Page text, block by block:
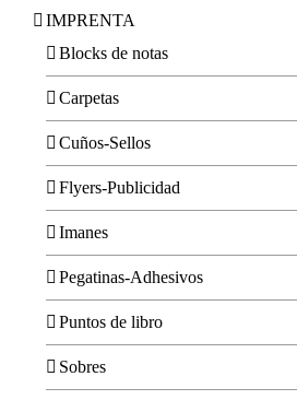
IMPRENTA
Blocks de notas
Carpetas
Cuños-Sellos
Flyers-Publicidad
Imanes
Pegatinas-Adhesivos
Puntos de libro
Sobres